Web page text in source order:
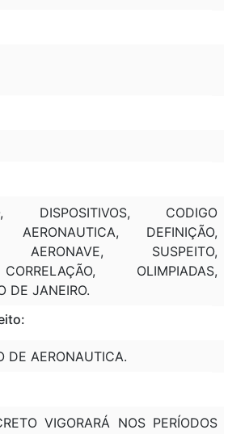
DISPOSITIVOS, CODIGO
DEFINIÇÃO,
AERONAVE, SUSPEITO,
OLIMPIADAS,
DE JANEIRO.
DE AERONAUTICA.
VIGORARÁ NOS PERÍODOS